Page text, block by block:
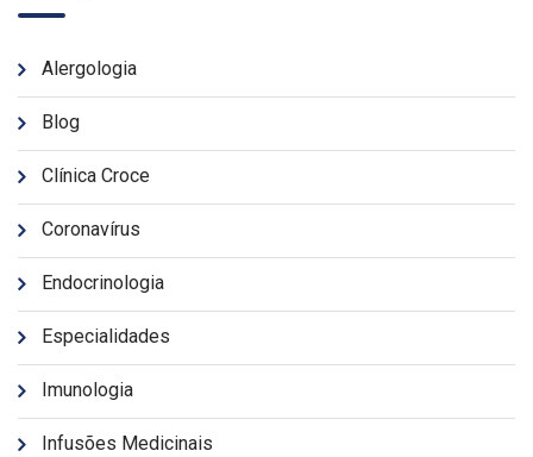
Alergologia
Blog
Clínica Croce
Coronavírus
Endocrinologia
Especialidades
Imunologia
Infusões Medicinais